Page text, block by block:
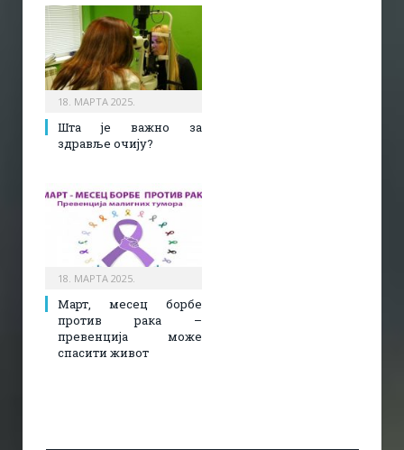
18. МАРТА 2025.
Шта је важно за
здравље очију?
18. МАРТА 2025.
Март, месец борбе
против рака –
превенција може
спасити живот